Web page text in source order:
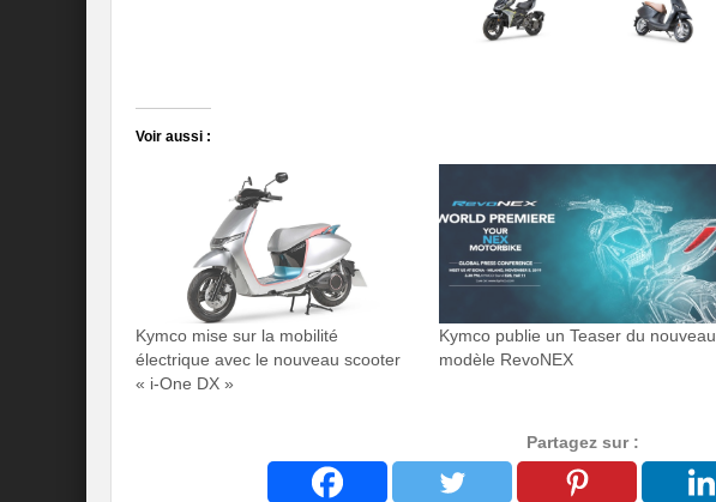
Voir aussi :
Kymco mise sur la mobilité
électrique avec le nouveau scooter
« i-One DX »
Kymco publie un Teaser du nouveau
modèle RevoNEX
Partagez sur :